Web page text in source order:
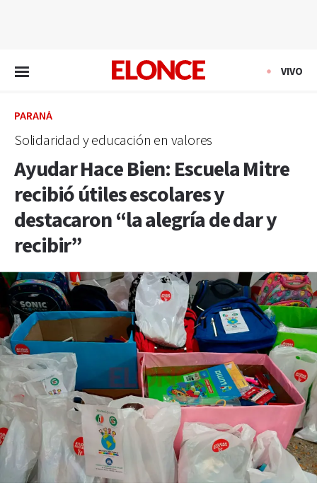
VIVO
PARANÁ
Solidaridad y educación en valores
Ayudar Hace Bien: Escuela Mitre
recibió útiles escolares y
destacaron “la alegría de dar y
recibir”